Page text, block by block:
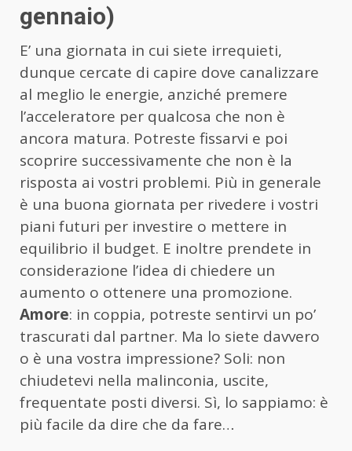
gennaio)
E’ una giornata in cui siete irrequieti,
dunque cercate di capire dove canalizzare
al meglio le energie, anziché premere
l’acceleratore per qualcosa che non è
ancora matura. Potreste fissarvi e poi
scoprire successivamente che non è la
risposta ai vostri problemi. Più in generale
è una buona giornata per rivedere i vostri
piani futuri per investire o mettere in
equilibrio il budget. E inoltre prendete in
considerazione l’idea di chiedere un
aumento o ottenere una promozione.
Amore: in coppia, potreste sentirvi un po’
trascurati dal partner. Ma lo siete davvero
o è una vostra impressione? Soli: non
chiudetevi nella malinconia, uscite,
frequentate posti diversi. Sì, lo sappiamo: è
più facile da dire che da fare…